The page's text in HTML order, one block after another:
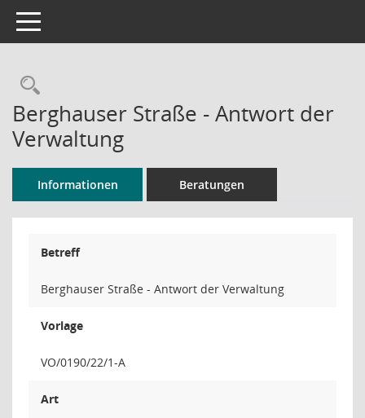
Toggle navigation
Rechercheauswahl
Berghauser Straße - Antwort der
Verwaltung
Informationen Beratungen
Betreff
Berghauser Straße - Antwort der Verwaltung
Vorlage
VO/0190/22/1-A
Art